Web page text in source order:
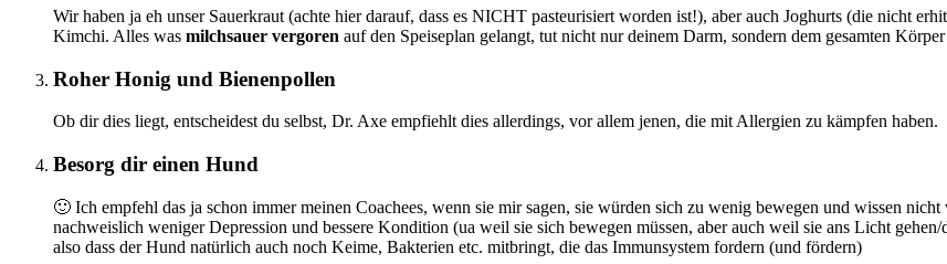
Wir haben ja eh unser Sauerkraut (achte hier darauf, dass es NICHT pasteurisiert worden ist!), aber auch Joghurts (die nicht
Kimchi. Alles was milchsauer vergoren auf den Speiseplan gelangt, tut nicht nur deinem Darm, sondern dem gesamten
Roher Honig und Bienenpollen
Ob dir dies liegt, entscheidest du selbst, Dr. Axe empfiehlt dies allerdings, vor allem jenen, die mit Allergien zu kämpfen haben.
Besorg dir einen Hund
🙂 Ich empfehl das ja schon immer meinen Coachees, wenn sie mir sagen, sie würden sich zu wenig bewegen und wissen
nachweislich weniger Depression und bessere Kondition (ua weil sie sich bewegen müssen, aber auch weil sie ans Licht
also dass der Hund natürlich auch noch Keime, Bakterien etc. mitbringt, die das Immunsystem fordern (und fördern)